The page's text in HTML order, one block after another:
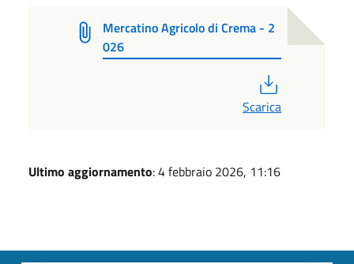
Mercatino Agricolo di Crema - 2
026
Scarica
Ultimo aggiornamento: 4 febbraio 2026, 11:16